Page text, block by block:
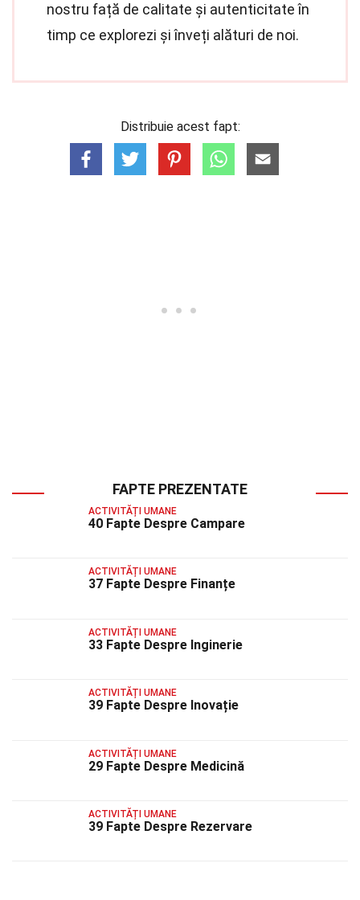
nostru față de calitate și autenticitate în
timp ce explorezi și înveți alături de noi.
Distribuie acest fapt:
FAPTE PREZENTATE
ACTIVITĂȚI UMANE
40 Fapte Despre Campare
ACTIVITĂȚI UMANE
37 Fapte Despre Finanțe
ACTIVITĂȚI UMANE
33 Fapte Despre Inginerie
ACTIVITĂȚI UMANE
39 Fapte Despre Inovație
ACTIVITĂȚI UMANE
29 Fapte Despre Medicină
ACTIVITĂȚI UMANE
39 Fapte Despre Rezervare